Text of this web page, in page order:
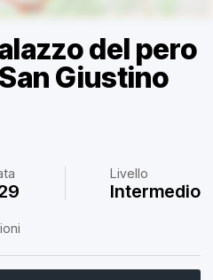
del pero
Giustino
Livello
Intermedio